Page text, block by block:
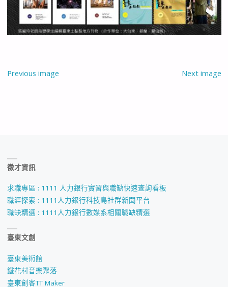
Previous image Next image
徵才資訊
求職專區 : 1111 人力銀行實習與職缺快速查詢看板
職涯探索 : 1111人力銀行科技島社群新聞平台
職缺精選 : 1111人力銀行數媒系相關職缺精選
臺東文創
臺東美術館
鐵花村音樂聚落
臺東創客TT Maker